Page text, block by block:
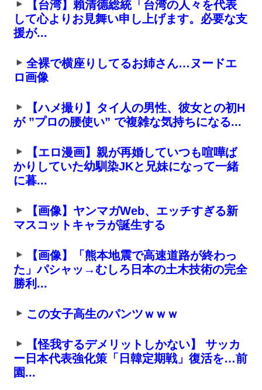
【台湾】賴清德総統「台湾の人々を代表
して心よりお見舞い申し上げます。必要な支
援が...
全裸で横座りしてるお姉さん…ヌードエ
ロ画像
【ハメ撮り】タイ人の男性、彼女との初H
が ”プロの腰使い” で複雑な気持ちになる...
【エロ漫画】親が再婚していつも喧嘩ば
かりしていた幼馴染JKと兄妹になって一緒
に暮...
【画像】ヤンマガWeb、エッチすぎる新
マスコットキャラが誕生する
【画像】「熊本地震で高速道路が終わっ
た」パシャッ→むしろ日本の土木技術の完全
勝利...
この女子高生のパンツｗｗｗ
【怪我するデメリットしかない】 サッカ
ー日本代表強化策「日韓定期戦」復活を…前
園...